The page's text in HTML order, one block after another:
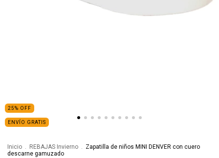
25% OFF
ENVÍO GRATIS
Inicio . REBAJAS Invierno . Zapatilla de niños MINI DENVER con cuero
descarne gamuzado